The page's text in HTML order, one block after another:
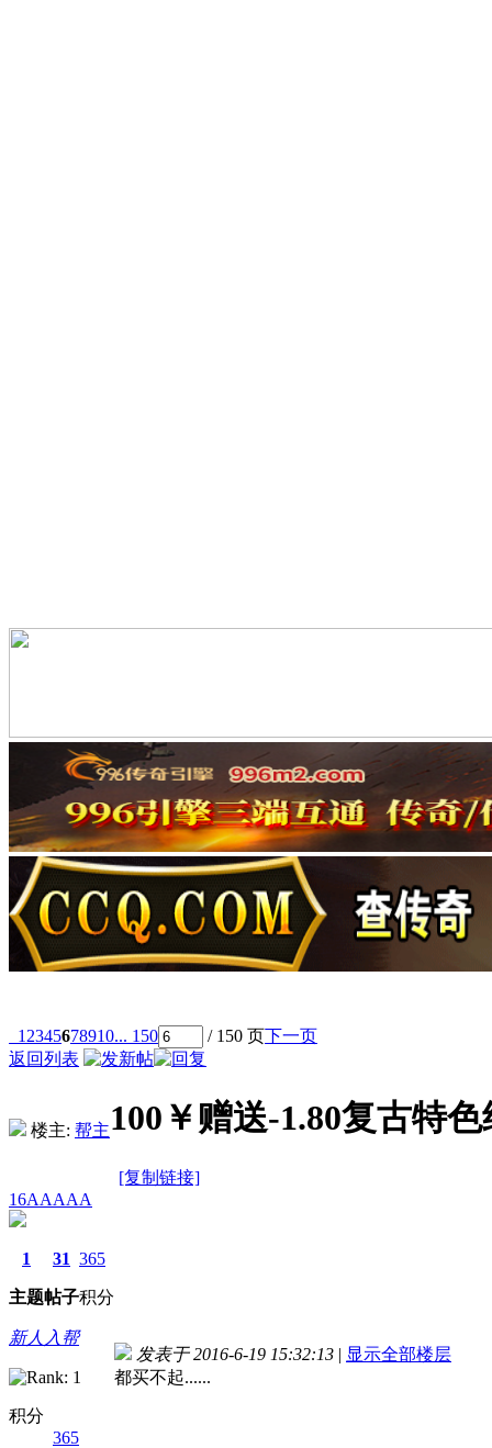
1 2345678910... 150 / 150 页下一页
返回列表
楼主: 帮主100￥赠送-1.80复古特
[复制链接]
16AAAAA
1
主题
31
帖子
365
积分
新人入帮
积分
365
发表于 2016-6-19 15:32:13 | 显示全部楼层
都买不起......